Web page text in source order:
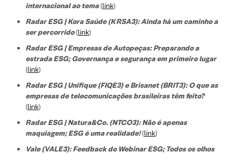
internacional ao tema(link)
Radar ESG | Kora Saúde (KRSA3): Ainda há um caminho a
ser percorrido(link)
Radar ESG | Empresas de Autopeças: Preparando a
estrada ESG; Governança e segurança em primeiro lugar
(link)
Radar ESG | Unifique (FIQE3) e Brisanet (BRIT3): O que as
empresas de telecomunicações brasileiras têm feito?
(link)
Radar ESG | Natura&Co. (NTCO3): Não é apenas
maquiagem; ESG é uma realidade!(link)
Vale (VALE3): Feedback do Webinar ESG; Todos os olhos